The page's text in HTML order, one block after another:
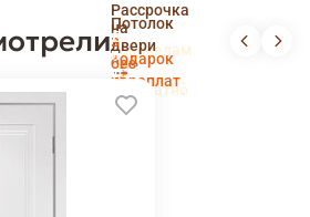
пенсионерам
и
новоселам
Рассрочка
на
двери
без
переплат
Потолок
в
подарок
Доставка
и
установка
беслпатно